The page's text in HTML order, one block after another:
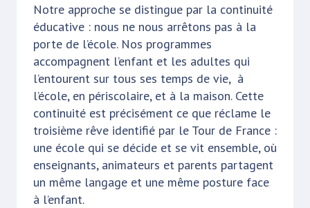
Notre approche se distingue par la continuité
éducative : nous ne nous arrêtons pas à la
porte de l’école. Nos programmes
accompagnent l’enfant et les adultes qui
l’entourent sur tous ses temps de vie, à
l’école, en périscolaire, et à la maison. Cette
continuité est précisément ce que réclame le
troisième rêve identifié par le Tour de France :
une école qui se décide et se vit ensemble, où
enseignants, animateurs et parents partagent
un même langage et une même posture face
à l’enfant.